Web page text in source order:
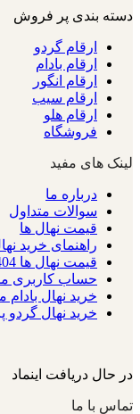
دسته بندی پر فروش
ارقام گردو
ارقام بادام
ارقام انگور
ارقام سیب
ارقام هلو
فروشگاه
لینک های مفید
درباره ما
سوالات متداول
قیمت نهال ها
راهنمای خرید
قیمت نهال ها 1404 (جدید)
حساب کاربری
خرید نهال
خرید نهال گردو
در حال دریافت اینماد
تماس با ما